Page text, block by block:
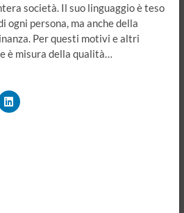
società. Il suo linguaggio è teso
ogni persona, ma anche della
Per questi motivi e altri
è misura della qualità…